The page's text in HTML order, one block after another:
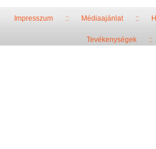
Impresszum::Médiaajánlat::
Tevékenységek